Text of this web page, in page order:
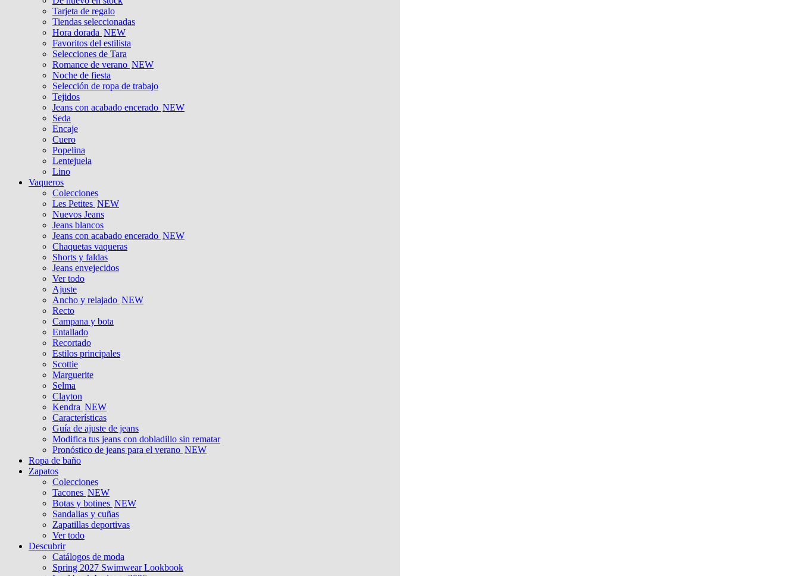
Tarjeta de regalo
Tiendas seleccionadas
Hora dorada NEW
Favoritos del estilista
Selecciones de Tara
Romance de verano NEW
Noche de fiesta
Selección de ropa de trabajo
Tejidos
Jeans con acabado encerado NEW
Seda
Encaje
Cuero
Popelina
Lentejuela
Lino
Vaqueros
Colecciones
Les Petites NEW
Nuevos Jeans
Jeans blancos
Jeans con acabado encerado NEW
Chaquetas vaqueras
Shorts y faldas
Jeans envejecidos
Ver todo
Ajuste
Ancho y relajado NEW
Recto
Campana y bota
Entallado
Recortado
Estilos principales
Scottie
Marguerite
Selma
Clayton
Kendra NEW
Características
Guía de ajuste de jeans
Modifica tus jeans con dobladillo sin rematar
Pronóstico de jeans para el verano NEW
Ropa de baño
Zapatos
Colecciones
Tacones NEW
Botas y botines NEW
Sandalias y cuñas
Zapatillas deportivas
Ver todo
Descubrir
Catálogos de moda
Spring 2027 Swimwear Lookbook